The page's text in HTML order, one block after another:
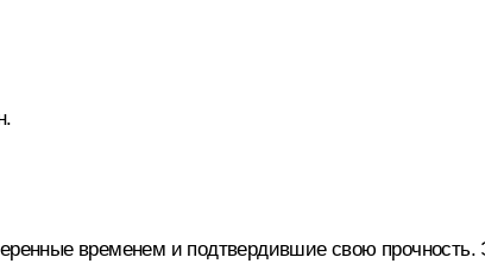
временем и подтвердившие свою прочность.